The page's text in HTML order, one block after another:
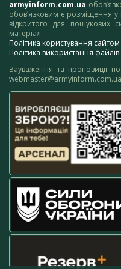
armyinform.com.ua
обов’язковим є розміщення
відкритого для пошукових
матеріал.
Політика користування
Політика використання
Зауваження та пропозиції
webmaster@armyinform.com.ua